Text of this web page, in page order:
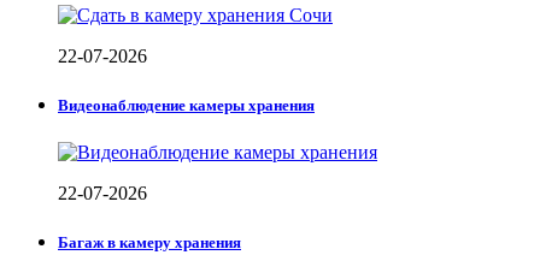
22-07-2026
Видеонаблюдение камеры хранения
22-07-2026
Багаж в камеру хранения